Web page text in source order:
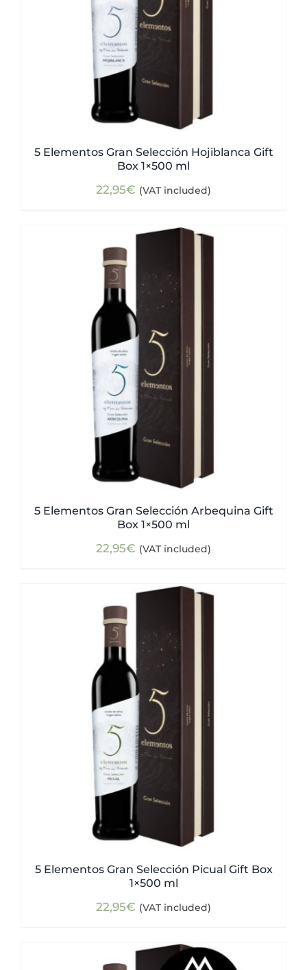
5 Elementos Gran Selección Hojiblanca Gift
Box 1×500 ml
22,95€ (VAT included)
5 Elementos Gran Selección Arbequina Gift
Box 1×500 ml
22,95€ (VAT included)
5 Elementos Gran Selección Picual Gift Box
1×500 ml
22,95€ (VAT included)